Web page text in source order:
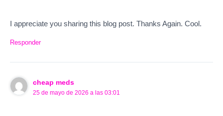
I appreciate you sharing this blog post. Thanks Again. Cool.
Responder
cheap meds
25 de mayo de 2026 a las 03:01